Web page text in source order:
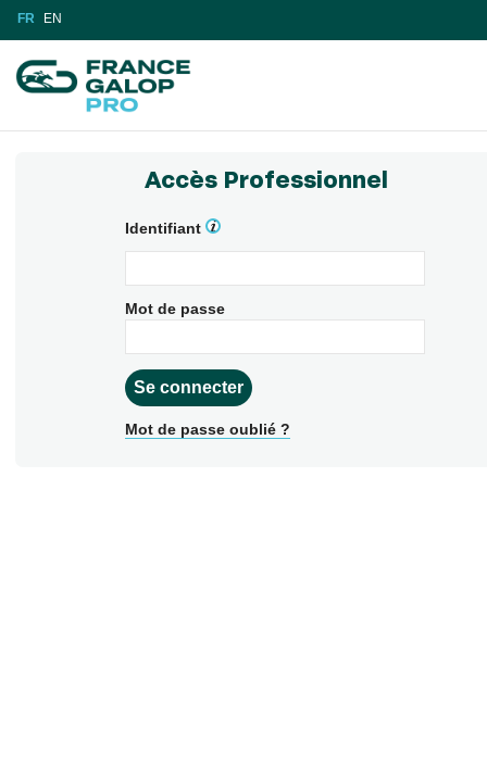
FR EN
Accès Professionnel
Identifiant
Mot de passe
Mot de passe oublié ?